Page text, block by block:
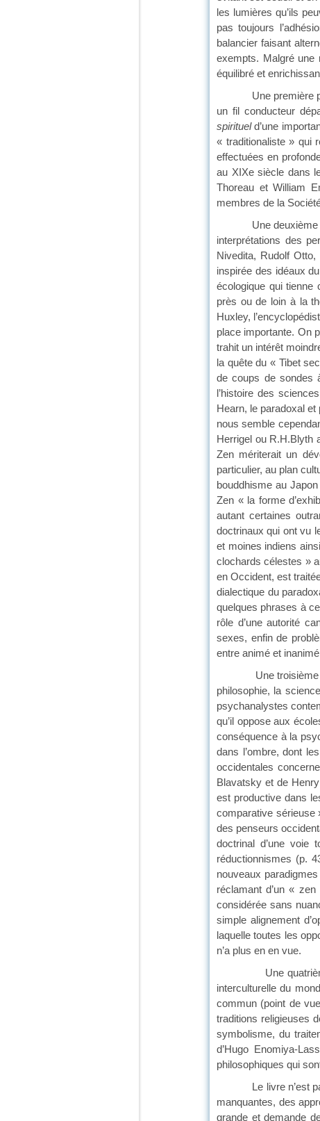
les lumières qu’ils
pas toujours
balancier faisant
exempts. Malgré une
équilibré et
Une première partie
un fil conducteur
spiritueld’une
« traditionaliste » qui
effectuées en
au XIXe siècle dans
Thoreau et William
membres de la
Une deuxième
interprétations des
Nivedita, Rudolf
inspirée des idéaux
écologique qui tienne
près ou de loin à la
Huxley,
place importante. On
trahit un intérêt
la quête du « Tibet
de coups de sondes
l’histoire des
Hearn, le paradoxal
nous semble
Herrigel ou R.H.Blyth
Zen mériterait un
particulier, au plan
bouddhisme au
Zen « la forme
autant certaines
doctrinaux qui ont vu
et moines indiens
clochards célestes »
en Occident, est
dialectique du
quelques phrases à
rôle d’une autorité
sexes, enfin de
entre animé et
Une troisième se
philosophie, la
psychanalystes
qu’il oppose aux
conséquence à la
dans l’ombre, dont
occidentales
Blavatsky et de
est productive dans
comparative sérieuse
des penseurs
doctrinal d’une voie
réductionnismes (p.
nouveaux
réclamant d’un «
considérée sans
simple alignement
laquelle toutes les
n’a plus en en vue.
Une quatrième
interculturelle du
commun (point de
traditions religieuses
symbolisme, du
d’Hugo Enomiya-
philosophiques qui
Le livre n’est pas
manquantes, des
grande et demande